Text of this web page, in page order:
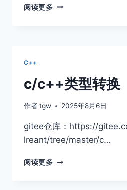
阅读更多 并
C++
c/c++类型转换
作者tgw 2025年8月6日
gitee仓库：https://
lreant/tree/master/c…
阅读更多 C/C++类